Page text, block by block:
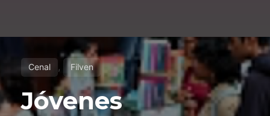
Cenal , Filven
Jóvenes